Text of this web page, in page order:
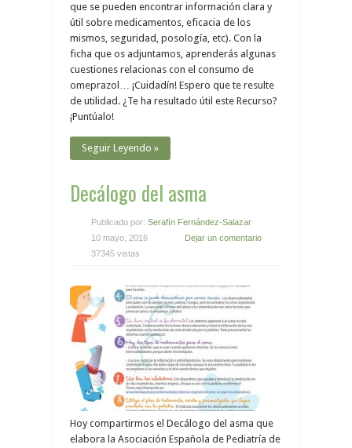
que se pueden encontrar información clara y
útil sobre medicamentos, eficacia de los
mismos, seguridad, posología, etc). Con la
ficha que os adjuntamos, aprenderás algunas
cuestiones relacionas con el consumo de
omeprazol… ¡Cuidadín! Espero que te resulte
de utilidad. ¿Te ha resultado útil este Recurso?
¡Puntúalo!
Seguir Leyendo »
Decálogo del asma
Publicado por: Serafín Fernández-Salazar
10 mayo, 2016
Dejar un comentario
37345 vistas
Hoy compartirmos el Decálogo del asma que
elabora la Asociación Española de Pediatría de